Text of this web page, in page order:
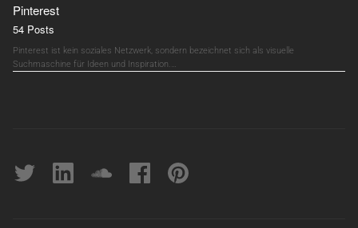
Pinterest
54 Posts
Pinterest ist kein soziales Netzwerk, sondern bezeichnet sich als visuelle
Suchmaschine für Ideen und Inspiration.…
Twitter linkedin soundcloudFacebookpinterest